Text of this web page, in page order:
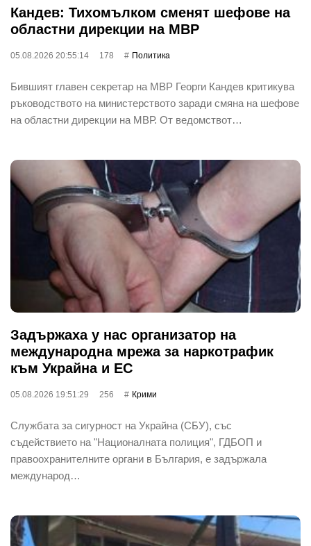
Кандев: Тихомълком сменят шефове на
областни дирекции на МВР
05.08.2026 20:55:14 178 Политика
Бившият главен секретар на МВР Георги Кандев критикува
ръководството на министерството заради смяна на шефове
на областни дирекции на МВР. От ведомствот…
Задържаха у нас организатор на
международна мрежа за наркотрафик
към Украйна и ЕС
05.08.2026 19:51:29 256 Крими
Службата за сигурност на Украйна (СБУ), със
съдействието на "Националната полиция", ГДБОП и
правоохранителните органи в България, е задържала
международ…